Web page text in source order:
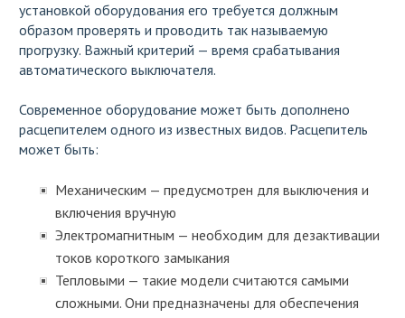
установкой оборудования его требуется должным
образом проверять и проводить так называемую
прогрузку. Важный критерий — время срабатывания
автоматического выключателя.
Современное оборудование может быть дополнено
расцепителем одного из известных видов. Расцепитель
может быть:
Механическим — предусмотрен для выключения и
включения вручную
Электромагнитным — необходим для дезактивации
токов короткого замыкания
Тепловыми — такие модели считаются самыми
сложными. Они предназначены для обеспечения